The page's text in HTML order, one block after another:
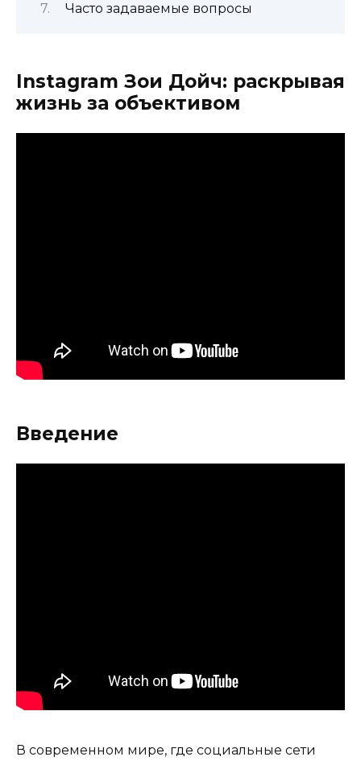
Часто задаваемые вопросы
Instagram Зои Дойч: раскрывая
жизнь за объективом
Введение
В современном мире, где социальные сети